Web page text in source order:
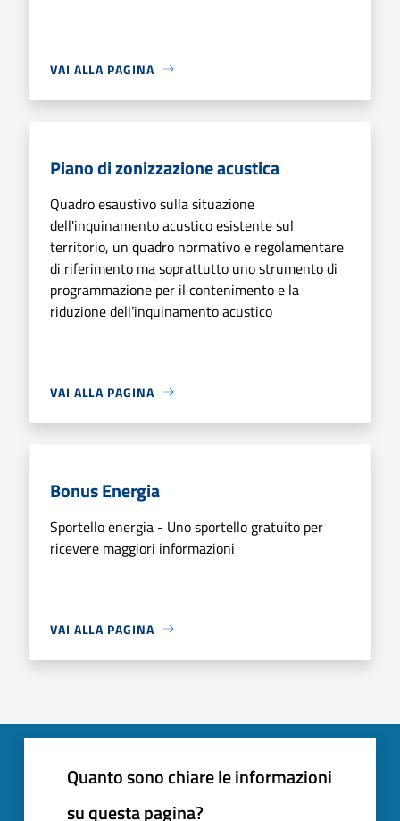
VAI ALLA PAGINA
Piano di zonizzazione acustica
Quadro esaustivo sulla situazione
dell'inquinamento acustico esistente sul
territorio, un quadro normativo e regolamentare
di riferimento ma soprattutto uno strumento di
programmazione per il contenimento e la
riduzione dell’inquinamento acustico
VAI ALLA PAGINA
Bonus Energia
Sportello energia - Uno sportello gratuito per
ricevere maggiori informazioni
VAI ALLA PAGINA
Quanto sono chiare le informazioni
su questa pagina?